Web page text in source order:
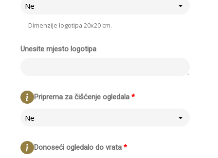
Ne
Dimenzije logotipa 20x20 cm.
Unesite mjesto logotipa
*
Priprema za čišćenje ogledala
Ne
*
Donoseći ogledalo do vrata